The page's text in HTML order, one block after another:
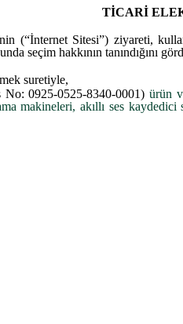
TİCARİ
(“İnternet Sitesi”) ziyareti,
seçim hakkının tanındığını
suretiyle,
No:0925-0525-8340-0001)ürün
makineleri, akıllı ses